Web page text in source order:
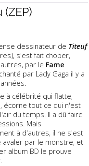
dessinateur de Titeuf
s'est fait choper,
par le Fame
chanté par Lady Gaga il y a
à célébrité qui flatte,
écorne tout ce qui n'est
du temps. Il a dû faire
Mais
à d'autres, il ne s'est
avaler par le monstre, et
album BD le prouve